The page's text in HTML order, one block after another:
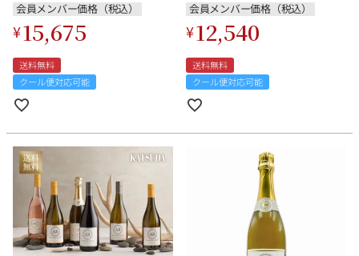
会員メンバー価格（税込）
¥15,675
送料無料
クール便対応可能
会員メンバー価格（税込）
¥12,540
送料無料
クール便対応可能